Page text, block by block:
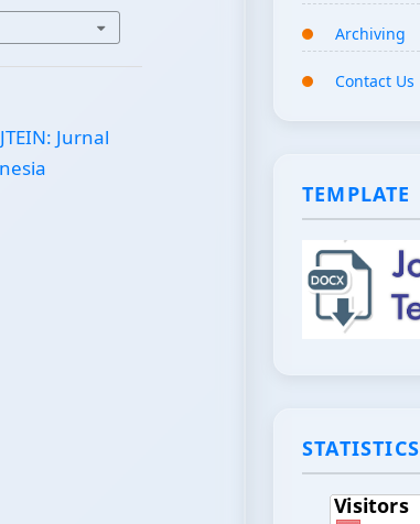
Jurnal
Archiving
Contact Us
TEMPLATE
STATISTICS